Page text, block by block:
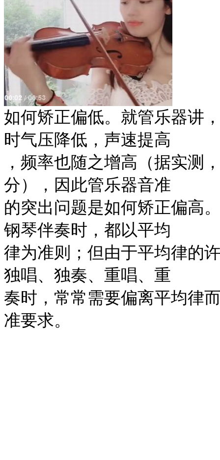
如何矫正偏低。就管乐器讲
时气压降低，声速提高
，频率也随之增高（据实测
分），因此管乐器音准
的突出问题是如何矫正偏高
钢琴伴奏时，都以平均
律为准则；但由于平均律的
独唱、独奏、重唱、重
奏时，常常需要偏离平均律
准要求。